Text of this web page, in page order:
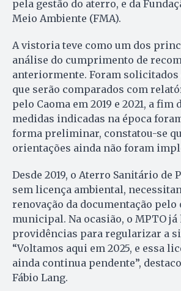
pela gestão do aterro, e da
Meio Ambiente (FMA).
A vistoria teve como um dos
análise do cumprimento de
anteriormente. Foram solicitados
que serão comparados com
pelo Caoma em 2019 e 2021, a fim
medidas indicadas na época
forma preliminar, constatou-se
orientações ainda não foram
Desde 2019, o Aterro Sanitário de
sem licença ambiental,
renovação da documentação
municipal. Na ocasião, o MPTO
providências para regularizar a
“Voltamos aqui em 2025, e essa
ainda continua pendente”,
Fábio Lang.